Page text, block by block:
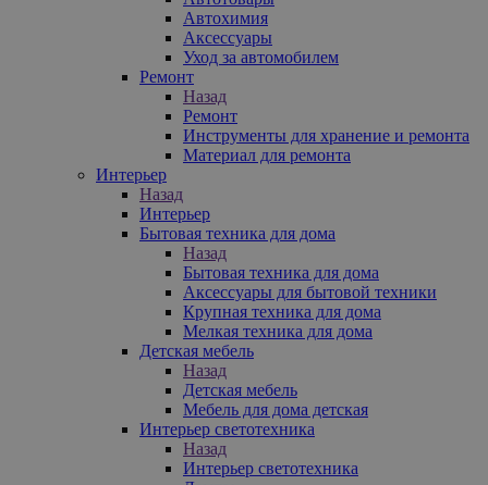
Автохимия
Аксессуары
Уход за автомобилем
Ремонт
Назад
Ремонт
Инструменты для хранение и ремонта
Материал для ремонта
Интерьер
Назад
Интерьер
Бытовая техника для дома
Назад
Бытовая техника для дома
Аксессуары для бытовой техники
Крупная техника для дома
Мелкая техника для дома
Детская мебель
Назад
Детская мебель
Мебель для дома детская
Интерьер светотехника
Назад
Интерьер светотехника